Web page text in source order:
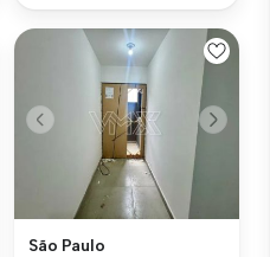
São Paulo